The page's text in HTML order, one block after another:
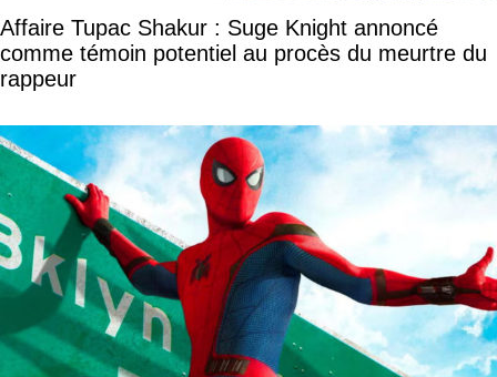
Affaire Tupac Shakur : Suge Knight annoncé
comme témoin potentiel au procès du meurtre du
rappeur